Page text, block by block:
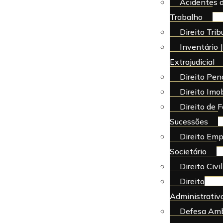
Acidentes
Trabalho
Direito
Inventário
Extrajudicial
Direito
Direito
Direito de
Sucessões
Direito
Societário
Direito Civil
Direito
Defesa